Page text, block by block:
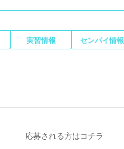
実習情報 センパイ情報
応募される方はコチラ